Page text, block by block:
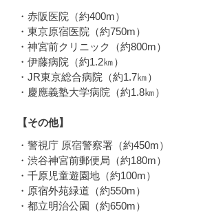
・赤阪医院（約400m）
・東京原宿医院（約750m）
・神宮前クリニック（約800m）
・伊藤病院（約1.2㎞）
・JR東京総合病院（約1.7㎞）
・慶應義塾大学病院（約1.8㎞）
【その他】
・警視庁 原宿警察署（約450m）
・渋谷神宮前郵便局（約180m）
・千原児童遊園地（約100m）
・原宿外苑緑道（約550m）
・都立明治公園（約650m）